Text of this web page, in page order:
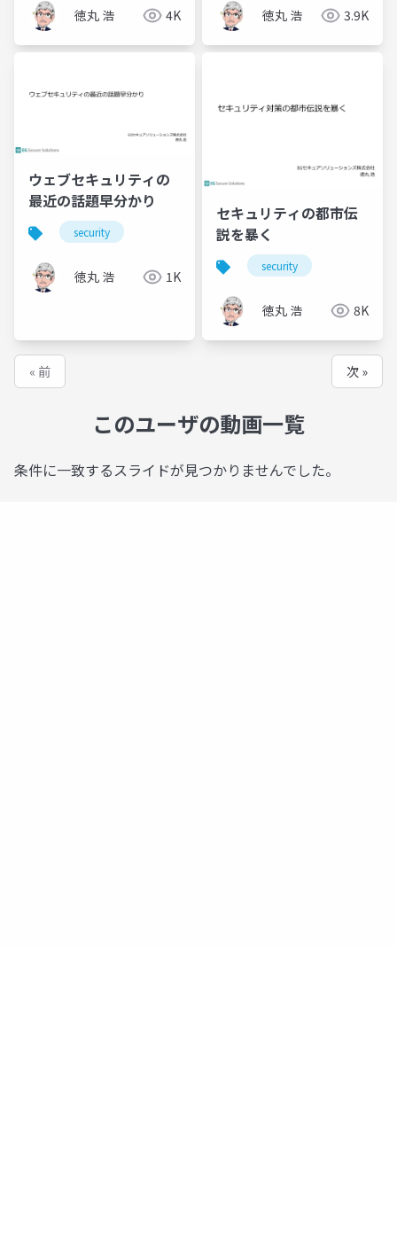
徳丸 浩 4K 徳丸 浩 3.9K
ウェブセキュリティの
最近の話題早分かり
security
徳丸 浩 1K
セキュリティの都市伝
説を暴く
security
徳丸 浩 8K
« 前 次 »
このユーザの動画一覧
条件に一致するスライドが見つかりませんでした。